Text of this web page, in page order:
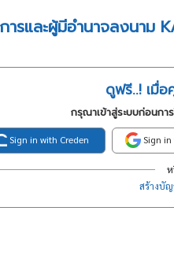
ารและผู้มีอำนาจลงนาม
ดูฟรี..! เมื่อ
กรุณาเข้าสู่ระบบก่อนก
Sign in with Creden Sign
สร้างบั